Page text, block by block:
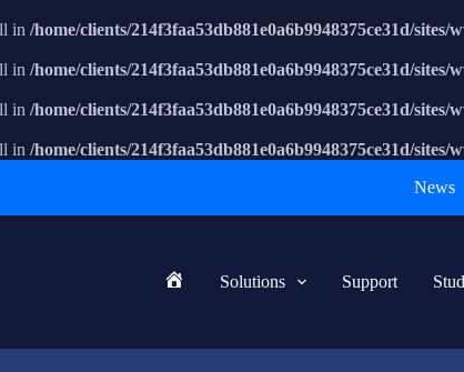
in /home/clients/214f3faa53db881e0a6b9948375ce31d/
in /home/clients/214f3faa53db881e0a6b9948375ce31d/
in /home/clients/214f3faa53db881e0a6b9948375ce31d/
in /home/clients/214f3faa53db881e0a6b9948375ce31d/
News
Home Solutions Support